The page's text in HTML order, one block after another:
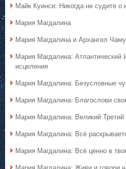
Майк Куинси: Никогда не судите о
Мария Магдалина
Мария Магдалина и Архангел
Мария Магдалина: Атлантический
исцеления
Мария Магдалина: Безусловные
Мария Магдалина: Благослови
Мария Магдалина: Великий
Мария Магдалина: Всё
Мария Магдалина: Всё ценно в